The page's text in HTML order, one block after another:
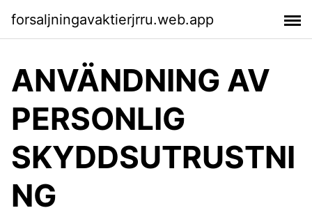
forsaljningavaktierjrru.web.app
ANVÄNDNING AV
PERSONLIG
SKYDDSUTRUSTNI
NG